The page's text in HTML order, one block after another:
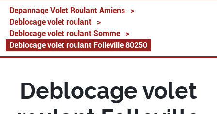
Depannage Volet Roulant Amiens
>
Deblocage volet roulant
>
Deblocage volet roulant Somme
>
Deblocage volet roulant Folleville 80250
Deblocage volet